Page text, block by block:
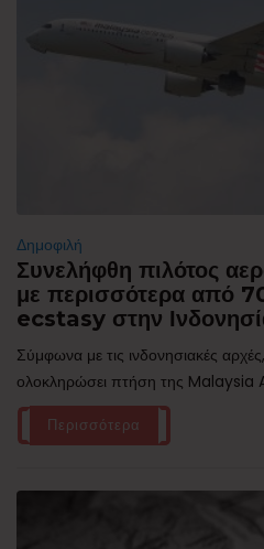
Δημοφιλή
Συνελήφθη πιλότος
με περισσότερα από
ecstasy στην
Σύμφωνα με τις ινδονησιακές
ολοκληρώσει πτήση της Malaysia
Περισσότερα